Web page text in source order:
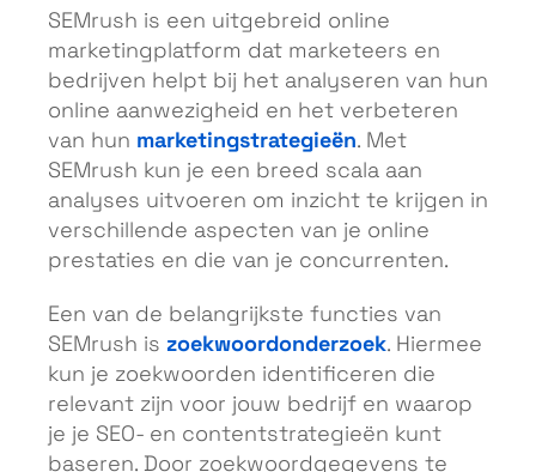
SEMrush is een uitgebreid online
marketingplatform dat marketeers en
bedrijven helpt bij het analyseren van hun
online aanwezigheid en het verbeteren
van hun marketingstrategieën. Met
SEMrush kun je een breed scala aan
analyses uitvoeren om inzicht te krijgen in
verschillende aspecten van je online
prestaties en die van je concurrenten.
Een van de belangrijkste functies van
SEMrush is zoekwoordonderzoek. Hiermee
kun je zoekwoorden identificeren die
relevant zijn voor jouw bedrijf en waarop
je je SEO- en contentstrategieën kunt
baseren. Door zoekwoordgegevens te